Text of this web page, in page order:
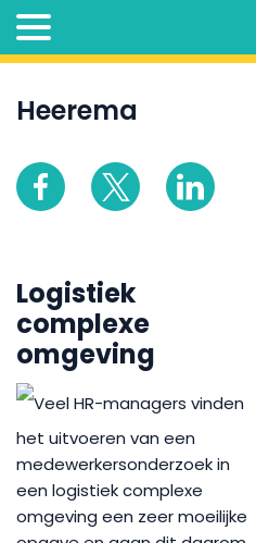
Heerema
Logistiek
complexe
omgeving
Veel HR-managers vinden
het uitvoeren van een
medewerkersonderzoek in
een logistiek complexe
omgeving een zeer moeilijke